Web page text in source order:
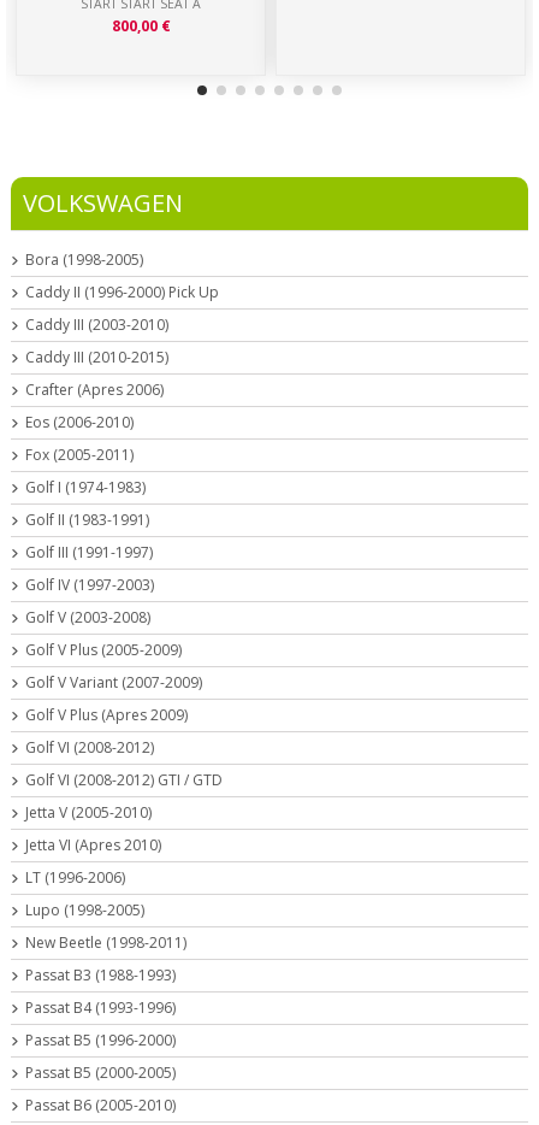
START START SEAT A
800,00 €
VOLKSWAGEN
Bora (1998-2005)
Caddy II (1996-2000) Pick Up
Caddy III (2003-2010)
Caddy III (2010-2015)
Crafter (Apres 2006)
Eos (2006-2010)
Fox (2005-2011)
Golf I (1974-1983)
Golf II (1983-1991)
Golf III (1991-1997)
Golf IV (1997-2003)
Golf V (2003-2008)
Golf V Plus (2005-2009)
Golf V Variant (2007-2009)
Golf V Plus (Apres 2009)
Golf VI (2008-2012)
Golf VI (2008-2012) GTI / GTD
Jetta V (2005-2010)
Jetta VI (Apres 2010)
LT (1996-2006)
Lupo (1998-2005)
New Beetle (1998-2011)
Passat B3 (1988-1993)
Passat B4 (1993-1996)
Passat B5 (1996-2000)
Passat B5 (2000-2005)
Passat B6 (2005-2010)